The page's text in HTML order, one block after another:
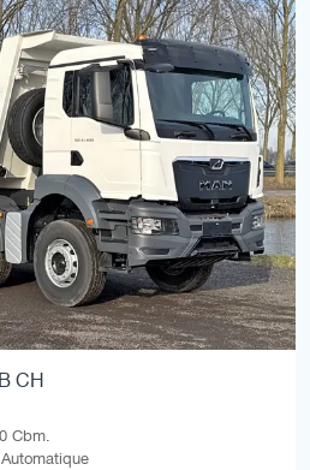
CH
Cbm.
Automatique